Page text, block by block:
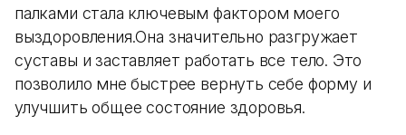
палками стала ключевым фактором моего
выздоровления.Она значительно разгружает
суставы и заставляет работать все тело. Это
позволило мне быстрее вернуть себе форму и
улучшить общее состояние здоровья.